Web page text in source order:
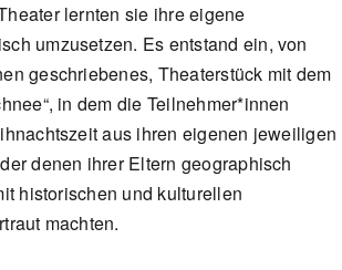
lernten sie ihre eigene
umzusetzen. Es entstand ein, von
geschriebenes, Theaterstück mit dem
in dem die Teilnehmer*innen
aus ihren eigenen jeweiligen
denen ihrer Eltern geographisch
historischen und kulturellen
machten.